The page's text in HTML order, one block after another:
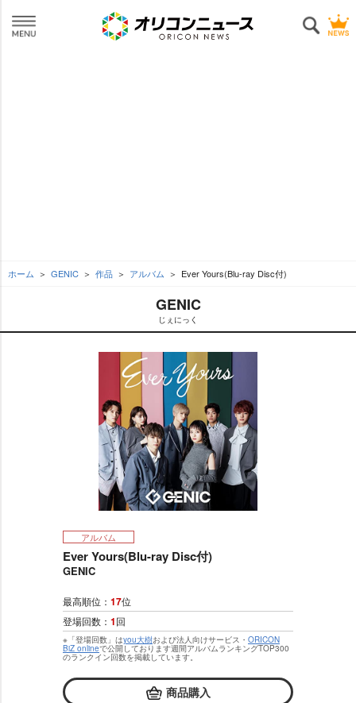
ホーム GENIC 作品 アルバム Ever Yours(Blu-ray Disc付)
GENIC
じぇにっく
アルバム
Ever Yours(Blu-ray Disc付)
GENIC
最高順位： 17位
登場回数： 1回
※「登場回数」はyou大樹および法人向けサービス・ ORICON
BiZ onlineで公開しております週間アルバムランキングTOP300
のランクイン回数を掲載しています。
商品購入